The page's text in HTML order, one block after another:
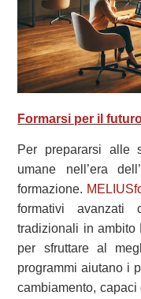
Formarsi per il
Per prepararsi alle
umane nell’era
formazione.
formativi avanzati
tradizionali in ambito
per sfruttare al
programmi aiutano i
cambiamento,